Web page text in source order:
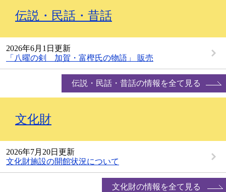
伝説・民話・昔話
2026年6月1日更新
「八曜の剣 加賀・富樫氏の物語」 販売
伝説・民話・昔話の情報を全て見る
文化財
2026年7月20日更新
文化財施設の開館状況について
文化財の情報を全て見る